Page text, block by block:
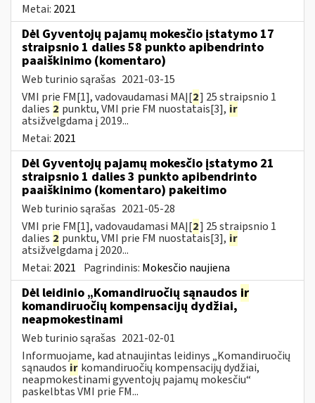
Metai: 2021
Dėl Gyventojų pajamų mokesčio įstatymo 17
straipsnio 1 dalies 58 punkto apibendrinto
paaiškinimo (komentaro)
Web turinio sąrašas 2021-03-15
VMI prie FM[1], vadovaudamasi MAĮ[2] 25 straipsnio 1
dalies 2 punktu, VMI prie FM nuostatais[3], ir
atsižvelgdama į 2019...
Metai: 2021
Dėl Gyventojų pajamų mokesčio įstatymo 21
straipsnio 1 dalies 3 punkto apibendrinto
paaiškinimo (komentaro) pakeitimo
Web turinio sąrašas 2021-05-28
VMI prie FM[1], vadovaudamasi MAĮ[2] 25 straipsnio 1
dalies 2 punktu, VMI prie FM nuostatais[3], ir
atsižvelgdama į 2020...
Metai: 2021 Pagrindinis: Mokesčio naujiena
Dėl leidinio „Komandiruočių sąnaudos ir
komandiruočių kompensacijų dydžiai,
neapmokestinami
Web turinio sąrašas 2021-02-01
Informuojame, kad atnaujintas leidinys „Komandiruočių
sąnaudos ir komandiruočių kompensacijų dydžiai,
neapmokestinami gyventojų pajamų mokesčiu“
paskelbtas VMI prie FM...